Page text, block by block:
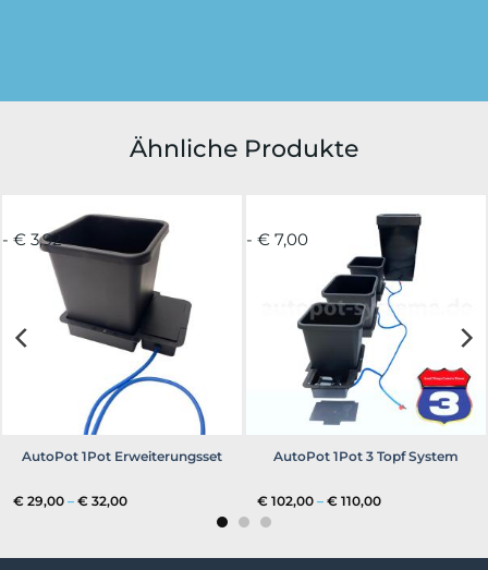
Ähnliche Produkte
- € 3,92
AutoPot 1Pot Erweiterungsset
€ 29,00 – € 32,00Preisspanne:
- € 7,00
AutoPot 1Pot 3 Topf System
€ 102,00 – € 110,00Preisspanne: